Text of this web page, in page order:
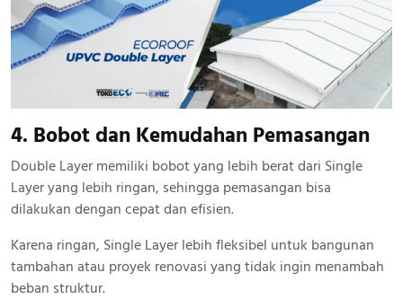
4. Bobot dan Kemudahan Pemasangan
Double Layer memiliki bobot yang lebih berat dari Single
Layer yang lebih ringan, sehingga pemasangan bisa
dilakukan dengan cepat dan efisien.
Karena ringan, Single Layer lebih fleksibel untuk bangunan
tambahan atau proyek renovasi yang tidak ingin menambah
beban struktur.